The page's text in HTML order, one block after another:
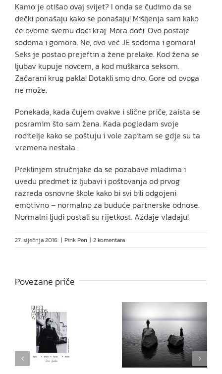
Kamo je otišao ovaj svijet? I onda se čudimo da se
dečki ponašaju kako se ponašaju! Mišljenja sam kako
će ovome svemu doći kraj. Mora doći. Ovo postaje
sodoma i gomora. Ne, ovo već JE sodoma i gomora!
Seks je postao prejeftin a žene prelake. Kod žena se
ljubav kupuje novcem, a kod muškarca seksom.
Začarani krug pakla! Dotakli smo dno. Gore od ovoga
ne može.
Ponekada, kada čujem ovakve i slične priče, zaista se
posramim što sam žena. Kada pogledam svoje
roditelje kako se poštuju i vole zapitam se gdje su ta
vremena nestala…
Preklinjem stručnjake da se pozabave mladima i
uvedu predmet iz ljubavi i poštovanja od prvog
razreda osnovne škole kako bi svi bili odgojeni
emotivno – normalno za buduće partnerske odnose.
Normalni ljudi postali su rijetkost. Aždaje vladaju!
27. siječnja 2016. | Pink Pen | 2 komentara
Povezane priče